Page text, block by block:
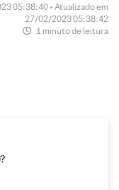
05:38:40 • Atualizado em
27/02/2023 05:38:42
1 minuto de leitura